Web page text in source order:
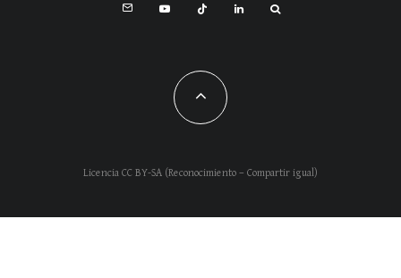
Licencia CC BY-SA (Reconocimiento – Compartir igual)